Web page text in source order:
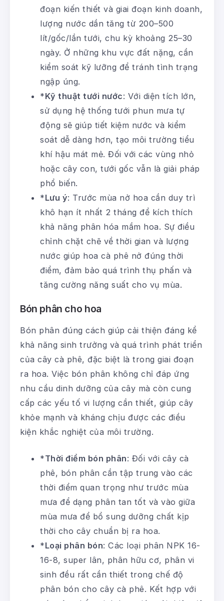
đoạn kiến thiết và giai đoạn kinh doanh,
lượng nước dần tăng từ 200–500
lít/gốc/lần tưới, chu kỳ khoảng 25–30
ngày. Ở những khu vực đất nặng, cần
kiểm soát kỹ lưỡng để tránh tình trạng
ngập úng.
*Kỹ thuật tưới nước: Với diện tích lớn,
sử dụng hệ thống tưới phun mưa tự
động sẽ giúp tiết kiệm nước và kiểm
soát dễ dàng hơn, tạo môi trường tiểu
khí hậu mát mẻ. Đối với các vùng nhỏ
hoặc cây con, tưới gốc vẫn là giải pháp
phổ biến.
*Lưu ý: Trước mùa nở hoa cần duy trì
khô hạn ít nhất 2 tháng để kích thích
khả năng phân hóa mầm hoa. Sự điều
chỉnh chặt chẽ về thời gian và lượng
nước giúp hoa cà phê nở đúng thời
điểm, đảm bảo quá trình thụ phấn và
tăng cường năng suất cho vụ mùa.
Bón phân cho hoa
Bón phân đúng cách giúp cải thiện đáng kể
khả năng sinh trưởng và quá trình phát triển
của cây cà phê, đặc biệt là trong giai đoạn
ra hoa. Việc bón phân không chỉ đáp ứng
nhu cầu dinh dưỡng của cây mà còn cung
cấp các yếu tố vi lượng cần thiết, giúp cây
khỏe mạnh và kháng chịu được các điều
kiện khắc nghiệt của môi trường.
*Thời điểm bón phân: Đối với cây cà
phê, bón phân cần tập trung vào các
thời điểm quan trọng như trước mùa
mưa để dạng phân tan tốt và vào giữa
mùa mưa để bổ sung dưỡng chất kịp
thời cho cây chuẩn bị ra hoa.
*Loại phân bón: Các loại phân NPK 16-
16-8, super lân, phân hữu cơ, phân vi
sinh đều rất cần thiết trong chế độ
phân bón cho cây cà phê. Kết hợp với